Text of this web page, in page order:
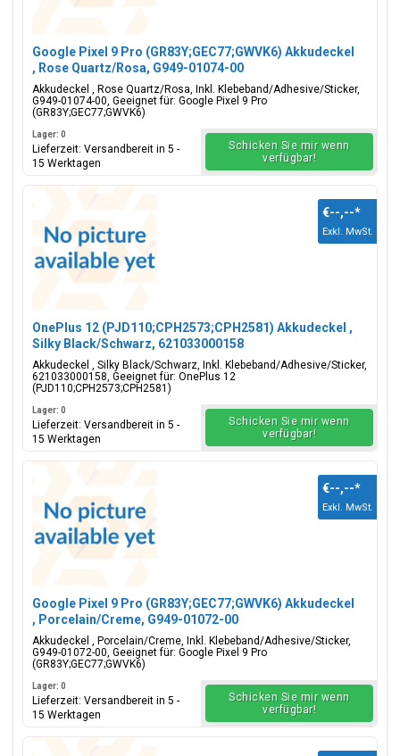
Google Pixel 9 Pro (GR83Y;GEC77;GWVK6) Akkudeckel
, Rose Quartz/Rosa, G949-01074-00
Akkudeckel , Rose Quartz/Rosa, Inkl. Klebeband/Adhesive/Sticker,
G949-01074-00, Geeignet für: Google Pixel 9 Pro
(GR83Y;GEC77;GWVK6)
Lager: 0
Lieferzeit: Versandbereit in 5 -
15 Werktagen
Schicken Sie mir wenn
verfügbar!
OnePlus 12 (PJD110;CPH2573;CPH2581) Akkudeckel ,
Silky Black/Schwarz, 621033000158
Akkudeckel , Silky Black/Schwarz, Inkl. Klebeband/Adhesive/Sticker,
621033000158, Geeignet für: OnePlus 12
(PJD110;CPH2573;CPH2581)
€--,--*
Exkl. MwSt.
Lager: 0
Lieferzeit: Versandbereit in 5 -
15 Werktagen
Schicken Sie mir wenn
verfügbar!
Google Pixel 9 Pro (GR83Y;GEC77;GWVK6) Akkudeckel
, Porcelain/Creme, G949-01072-00
Akkudeckel , Porcelain/Creme, Inkl. Klebeband/Adhesive/Sticker,
G949-01072-00, Geeignet für: Google Pixel 9 Pro
(GR83Y;GEC77;GWVK6)
€--,--*
Exkl. MwSt.
Lager: 0
Lieferzeit: Versandbereit in 5 -
15 Werktagen
Schicken Sie mir wenn
verfügbar!